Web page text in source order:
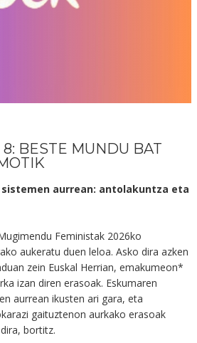
BESTE MUNDU BAT
aurrean: antolakuntza eta
Feministak 2026ko
aukeratu duen leloa. Asko dira azken
zein Euskal Herrian, emakumeon*
izan diren erasoak. Eskumaren
aurrean ikusten ari gara, eta
gaituztenon aurkako erasoak
bortitz.